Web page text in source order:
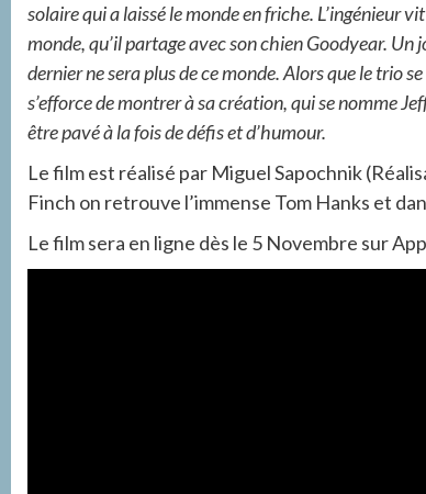
solaire qui a laissé le monde en friche. L’ingénieurvit
monde, qu’il partage avec son chien Goodyear.
dernier ne sera plus de ce monde. Alors que le trio
s’efforce de montrer à sa création, qui se nomme
être pavé à la fois de défis et d’humour.
Le film est réalisé par Miguel Sapochnik
Finch on retrouve l’immense Tom Hanks et
Le film sera en ligne dès le 5 Novembre sur